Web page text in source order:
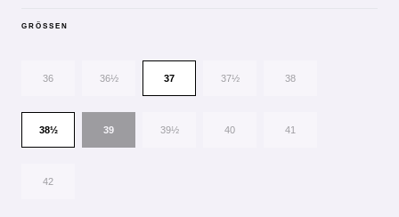
GRÖSSEN
36 36½ 37 37½ 38
38½ 39 39½ 40 41
42